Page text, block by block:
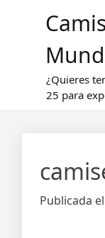
¿Quieres
25 para
Publicada el